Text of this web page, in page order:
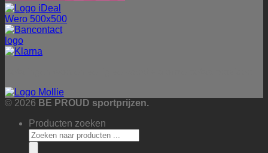
© 2026 BE PROUD sportprijzen.
Producten zoeken